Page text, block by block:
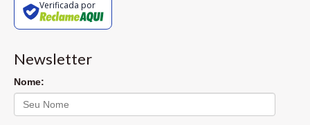
Verificada por
Newsletter
Nome: